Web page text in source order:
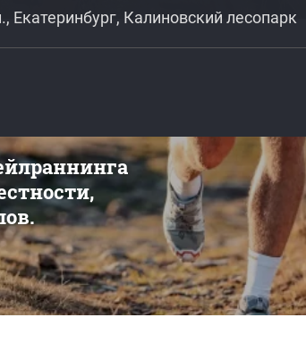
Екатеринбург, Калиновский лесопарк